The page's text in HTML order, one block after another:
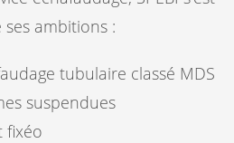
ambitions :
tubulaire classé MDS
suspendues
fixéo